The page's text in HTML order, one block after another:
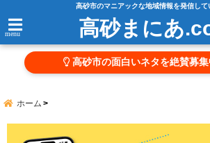
高砂市のマニアックな地域情報を発信して
menu 高砂まにあ
高砂市の面白いネタを絶賛募集
ホーム